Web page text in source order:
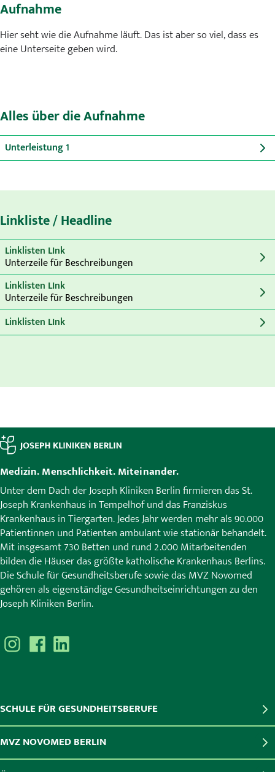
Aufnahme
Hier seht wie die Aufnahme läuft. Das ist aber so viel, dass es
eine Unterseite geben wird.
Alles über die Aufnahme
Unterleistung 1
Linkliste / Headline
Linklisten LInk
Unterzeile für Beschreibungen
Linklisten LInk
Unterzeile für Beschreibungen
Linklisten LInk
Medizin. Menschlichkeit. Miteinander.
Unter dem Dach der Joseph Kliniken Berlin firmieren das St.
Joseph Krankenhaus in Tempelhof und das Franziskus
Krankenhaus in Tiergarten. Jedes Jahr werden mehr als 90.000
Patientinnen und Patienten ambulant wie stationär behandelt.
Mit insgesamt 730 Betten und rund 2.000 Mitarbeitenden
bilden die Häuser das größte katholische Krankenhaus Berlins.
Die Schule für Gesundheitsberufe sowie das MVZ Novomed
gehören als eigenständige Gesundheitseinrichtungen zu den
Joseph Kliniken Berlin.
SCHULE FÜR GESUNDHEITSBERUFE
MVZ NOVOMED BERLIN